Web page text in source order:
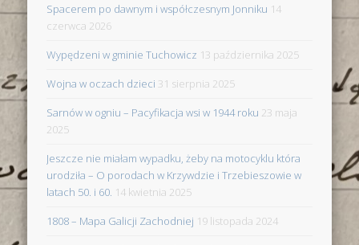
Spacerem po dawnym i współczesnym Jonniku 14
czerwca 2026
Wypędzeni w gminie Tuchowicz 13 października 2025
Wojna w oczach dzieci 31 sierpnia 2025
Sarnów w ogniu – Pacyfikacja wsi w 1944 roku 23 maja
2025
Jeszcze nie miałam wypadku, żeby na motocyklu która
urodziła – O porodach w Krzywdzie i Trzebieszowie w
latach 50. i 60. 14 kwietnia 2025
1808 – Mapa Galicji Zachodniej 19 listopada 2024